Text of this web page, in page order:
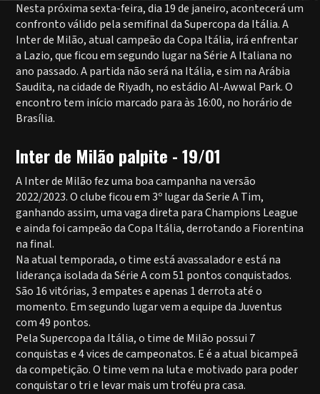
Nesta próxima sexta-feira, dia 19 de janeiro, acontecerá um
confronto válido pela semifinal da Supercopa da Itália. A
Inter de Milão, atual campeão da Copa Itália, irá enfrentar
a Lazio, que ficou em segundo lugar na Série A Italiana no
ano passado. A partida não será na Itália, e sim na Arábia
Saudita, na cidade de Riyadh, no estádio Al-Awwal Park. O
encontro tem início marcado para às 16:00, no horário de
Brasília.
Inter de Milão palpite - 19/01
A Inter de Milão fez uma boa campanha na versão
2022/2023. O clube ficou em 3º lugar da Serie A Tim,
ganhando assim, uma vaga direta para Champions League
e ainda foi campeão da Copa Itália, derrotando a Fiorentina
na final.
Na atual temporada, o time está avassalador e está na
liderança isolada da Série A com 51 pontos conquistados.
São 16 vitórias, 3 empates e apenas 1 derrota até o
momento. Em segundo lugar vem a equipe da Juventus
com 49 pontos.
Pela Supercopa da Itália, o time de Milão possui 7
conquistas e 4 vices de campeonatos. E é a atual bicampeã
da competição. O time vem na luta e motivado para poder
conquistar o tri e levar mais um troféu pra casa.